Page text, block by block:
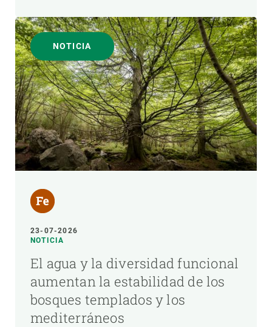
NOTICIA
23-07-2026
NOTICIA
El agua y la diversidad funcional
aumentan la estabilidad de los
bosques templados y los
mediterráneos